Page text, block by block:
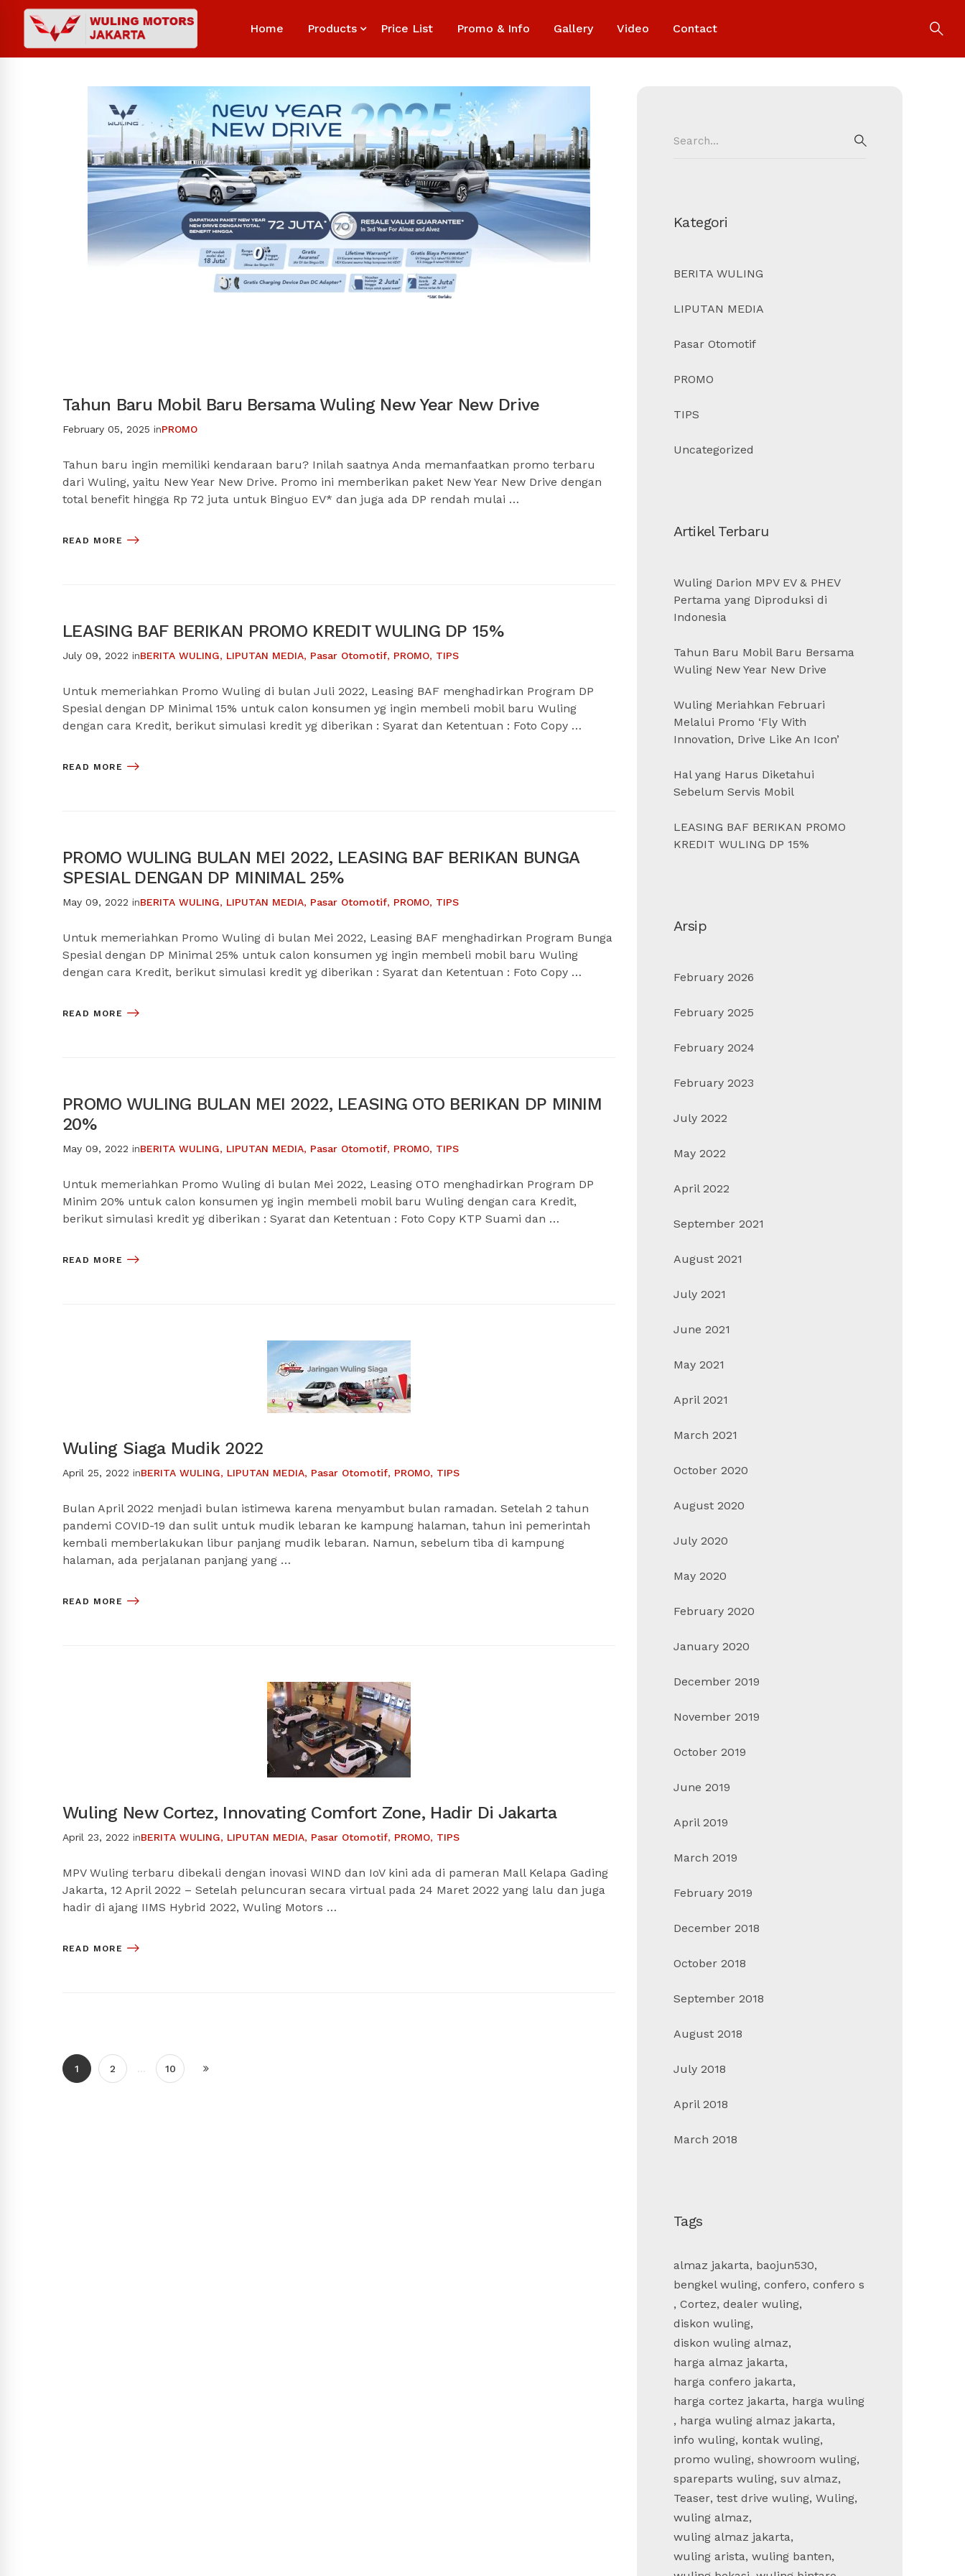
Home Products Price List Promo & Info Gallery Video Contact
Tahun Baru Mobil Baru Bersama Wuling New Year New Drive
February 05, 2025 inPROMO
Tahun baru ingin memiliki kendaraan baru? Inilah saatnya Anda memanfaatkan promo terbaru
dari Wuling, yaitu New Year New Drive. Promo ini memberikan paket New Year New Drive dengan
total benefit hingga Rp 72 juta untuk Binguo EV* dan juga ada DP rendah mulai …
READ MORE
LEASING BAF BERIKAN PROMO KREDIT WULING DP 15%
July 09, 2022 inBERITA WULING, LIPUTAN MEDIA, Pasar Otomotif, PROMO, TIPS
Untuk memeriahkan Promo Wuling di bulan Juli 2022, Leasing BAF menghadirkan Program DP
Spesial dengan DP Minimal 15% untuk calon konsumen yg ingin membeli mobil baru Wuling
dengan cara Kredit, berikut simulasi kredit yg diberikan : Syarat dan Ketentuan : Foto Copy …
READ MORE
PROMO WULING BULAN MEI 2022, LEASING BAF BERIKAN BUNGA
SPESIAL DENGAN DP MINIMAL 25%
May 09, 2022 inBERITA WULING, LIPUTAN MEDIA, Pasar Otomotif, PROMO, TIPS
Untuk memeriahkan Promo Wuling di bulan Mei 2022, Leasing BAF menghadirkan Program Bunga
Spesial dengan DP Minimal 25% untuk calon konsumen yg ingin membeli mobil baru Wuling
dengan cara Kredit, berikut simulasi kredit yg diberikan : Syarat dan Ketentuan : Foto Copy …
READ MORE
PROMO WULING BULAN MEI 2022, LEASING OTO BERIKAN DP MINIM
20%
May 09, 2022 inBERITA WULING, LIPUTAN MEDIA, Pasar Otomotif, PROMO, TIPS
Untuk memeriahkan Promo Wuling di bulan Mei 2022, Leasing OTO menghadirkan Program DP
Minim 20% untuk calon konsumen yg ingin membeli mobil baru Wuling dengan cara Kredit,
berikut simulasi kredit yg diberikan : Syarat dan Ketentuan : Foto Copy KTP Suami dan …
READ MORE
Wuling Siaga Mudik 2022
April 25, 2022 inBERITA WULING, LIPUTAN MEDIA, Pasar Otomotif, PROMO, TIPS
Bulan April 2022 menjadi bulan istimewa karena menyambut bulan ramadan. Setelah 2 tahun
pandemi COVID-19 dan sulit untuk mudik lebaran ke kampung halaman, tahun ini pemerintah
kembali memberlakukan libur panjang mudik lebaran. Namun, sebelum tiba di kampung
halaman, ada perjalanan panjang yang …
READ MORE
Wuling New Cortez, Innovating Comfort Zone, Hadir Di Jakarta
April 23, 2022 inBERITA WULING, LIPUTAN MEDIA, Pasar Otomotif, PROMO, TIPS
MPV Wuling terbaru dibekali dengan inovasi WIND dan IoV kini ada di pameran Mall Kelapa Gading
Jakarta, 12 April 2022 – Setelah peluncuran secara virtual pada 24 Maret 2022 yang lalu dan juga
hadir di ajang IIMS Hybrid 2022, Wuling Motors …
READ MORE
1 2 10
for:
Kategori
BERITA WULING
LIPUTAN MEDIA
Pasar Otomotif
PROMO
TIPS
Uncategorized
Artikel Terbaru
Wuling Darion MPV EV & PHEV
Pertama yang Diproduksi di
Indonesia
Tahun Baru Mobil Baru Bersama
Wuling New Year New Drive
Wuling Meriahkan Februari
Melalui Promo ‘Fly With
Innovation, Drive Like An Icon’
Hal yang Harus Diketahui
Sebelum Servis Mobil
LEASING BAF BERIKAN PROMO
KREDIT WULING DP 15%
Arsip
February 2026
February 2025
February 2024
February 2023
July 2022
May 2022
April 2022
September 2021
August 2021
July 2021
June 2021
May 2021
April 2021
March 2021
October 2020
August 2020
July 2020
May 2020
February 2020
January 2020
December 2019
November 2019
October 2019
June 2019
April 2019
March 2019
February 2019
December 2018
October 2018
September 2018
August 2018
July 2018
April 2018
March 2018
Tags
almaz jakarta, baojun530,
bengkel wuling, confero, confero s
, Cortez, dealer wuling,
diskon wuling,
diskon wuling almaz,
harga almaz jakarta,
harga confero jakarta,
harga cortez jakarta, harga wuling
, harga wuling almaz jakarta,
info wuling, kontak wuling,
promo wuling, showroom wuling,
spareparts wuling, suv almaz,
Teaser, test drive wuling, Wuling,
wuling almaz,
wuling almaz jakarta,
wuling arista, wuling banten,